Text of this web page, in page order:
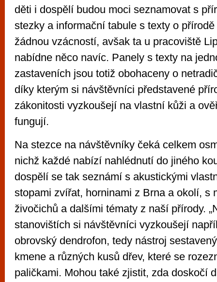
děti i dospělí budou moci seznamovat s
stezky a informační tabule s texty o
žádnou vzácností, avšak ta u pracoviště
nabídne něco navíc. Panely s texty na
zastaveních jsou totiž obohaceny o
díky kterým si návštěvníci představené
zákonitosti vyzkoušejí na vlastní kůži a
fungují.
Na stezce na návštěvníky čeká celkem
nichž každé nabízí nahlédnutí do jiného
dospělí se tak seznámí s akustickými
stopami zvířat, horninami z Brna a okolí, s
živočichů a dalšími tématy z naší přírody.
stanovištích si návštěvníci vyzkoušejí
obrovský dendrofon, tedy nástroj
kmene a různých kusů dřev, které se
paličkami. Mohou také zjistit, zda doskočí